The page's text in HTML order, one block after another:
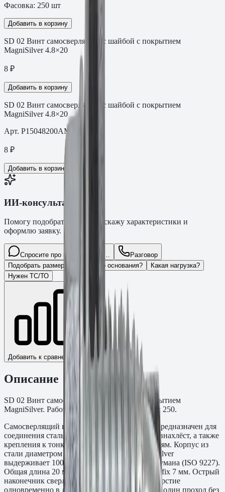
Фасовка: 250 шт
Добавить в корзину
SD 02 Винт самосверлящий с шайбой с покрытием
MagniSilver 4.8×20
8 ₽
Добавить в корзину
SD 02 Винт самосверлящий с шайбой с покрытием
MagniSilver 4.8×20
Арт. P15048200AMS
8 ₽
Добавить в корзину
ИИ-консультант Fasty
Помогу подобрать товар, расскажу характеристики и
оформлю заявку.
Спросите про крепёж Fasty…
Разговор
Подобрать размер
Для какого основания?
Какая нагрузка?
Нужен ТС/ТО
Добавить к сравнению
Описание
SD 02 Винт самосверлящий с шайбой с покрытием
MagniSilver. Рабочая длина: 7,0 мм. Упаковка: 250.
Самосверлящий винт SD 02 Fasty с шайбой предназначен для
соединения стальных листов и профнастила внахлёст, а также
крепления к тонкостенным стальным профилям. Корпус из
стали диаметром 4,8 мм с покрытием MagniSilver
выдерживает 1000 часов в камере соляного тумана (ISO 9227).
Общая длина 20 мм, полезная рабочая длина tfix 7 мм. Острый
наконечник сверлящего типа формирует отверстие
одновременно в двух совмещённых листах за один проход без